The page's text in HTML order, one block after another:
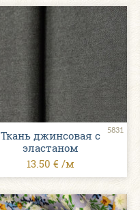
5831
Ткань джинсовая c
эластаном
13.50 € /м